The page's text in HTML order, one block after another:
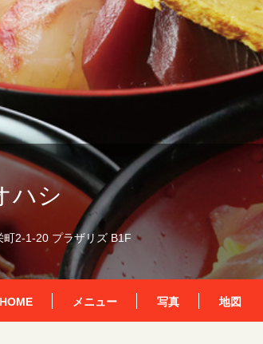
ハシ
2-1-20 プラザリズ B1F
HOME メニュー 写真 地図